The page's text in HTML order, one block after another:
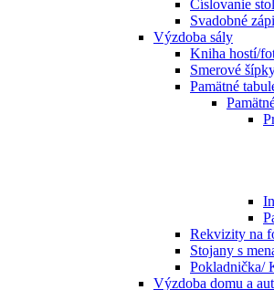
Číslovanie
Svadobné
Výzdoba sály
Kniha hostí/
Smerové
Pamätné
Rekvizity na
Stojany s
Pokladnička/
Výzdoba domu a